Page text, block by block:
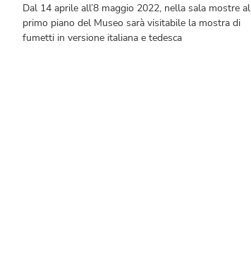
Dal 14 aprile all’8 maggio 2022, nella sala mostre al
primo piano del Museo sarà visitabile la mostra di
fumetti in versione italiana e tedesca